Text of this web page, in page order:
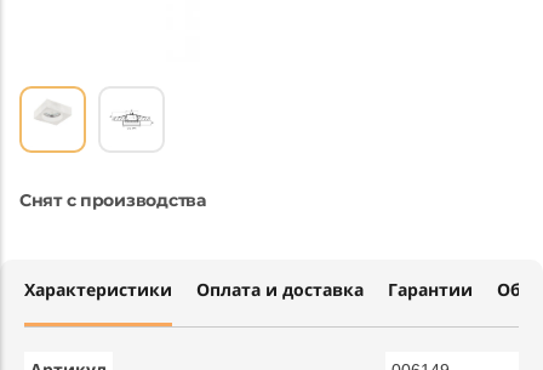
Снят с производства
Характеристики Оплата и доставка Гарантии